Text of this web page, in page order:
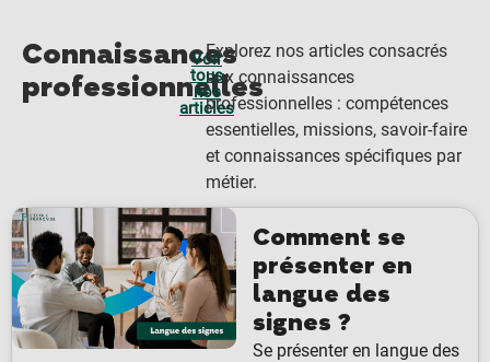
Connaissances
professionnelles
Voir
tous
nos
articles
Explorez nos articles consacrés
aux connaissances
professionnelles : compétences
essentielles, missions, savoir-faire
et connaissances spécifiques par
métier.
Comment se
présenter en
langue des
signes ?
Se présenter en langue des